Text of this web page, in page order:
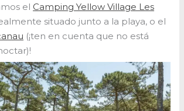
el Camping Yellow Village Les
situado junto a la playa, o el
(¡ten en cuenta que no está